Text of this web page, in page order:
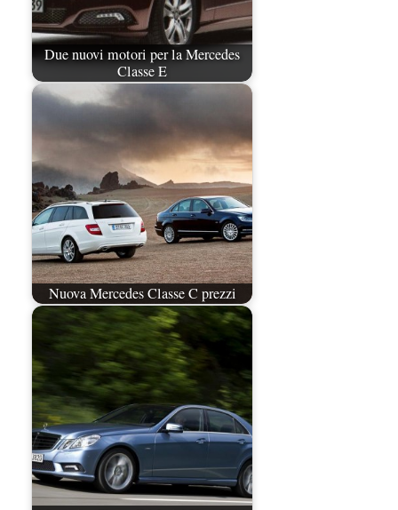
Due nuovi motori per la Mercedes
Classe E
Nuova Mercedes Classe C prezzi